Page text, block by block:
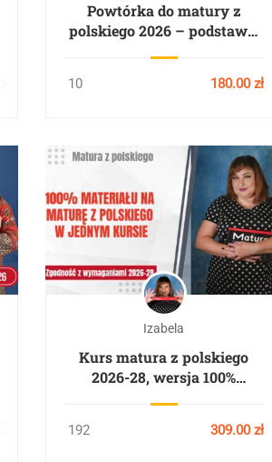
Powtórka do matury z
polskiego 2026 – podstawa.
10 180.00 zł
Izabela
Kurs matura z polskiego
2026-28, wersja 100%
192 309.00 zł